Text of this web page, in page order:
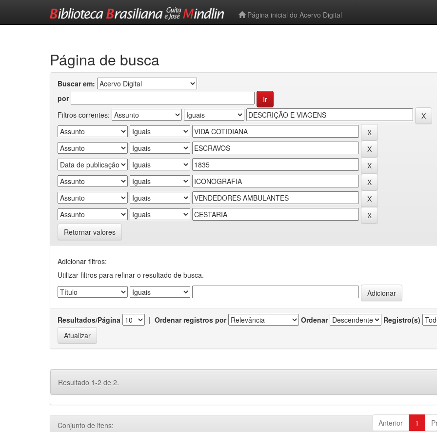
Página inicial do Acervo Digital
Página de busca
Buscar em:
por
Filtros correntes:
Retornar valores
Adicionar filtros:
Utilizar filtros para refinar o resultado de busca.
Resultados/Página | Ordenar registros por Ordenar Registro(s)
Resultado 1-2 de 2.
Anterior 1
Conjunto de itens: